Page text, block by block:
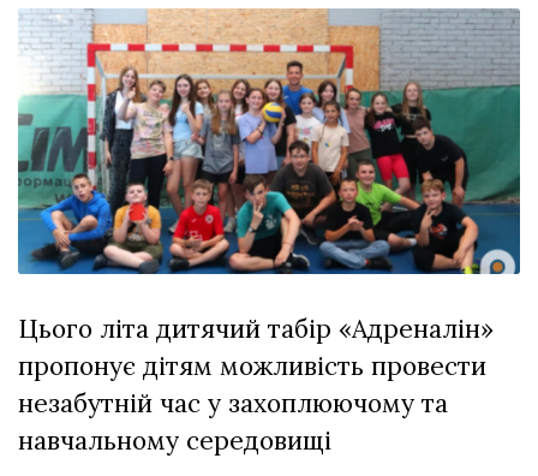
VolWe...
Гамлет
Зіньківський
залишив у
Луцьку
три...
27 Липня 2026
775 переглядів
Всі розділи
Персона
Афіша
ZONE 18+
Цього літа дитячий табір «Адреналін»
пропонує дітям можливість провести
незабутній час у захоплюючому та
навчальному середовищі